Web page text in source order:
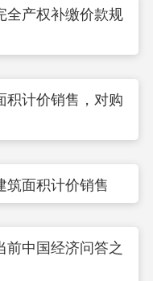
全产权补缴价款规
积计价销售，对购
筑面积计价销售
中国经济问答之